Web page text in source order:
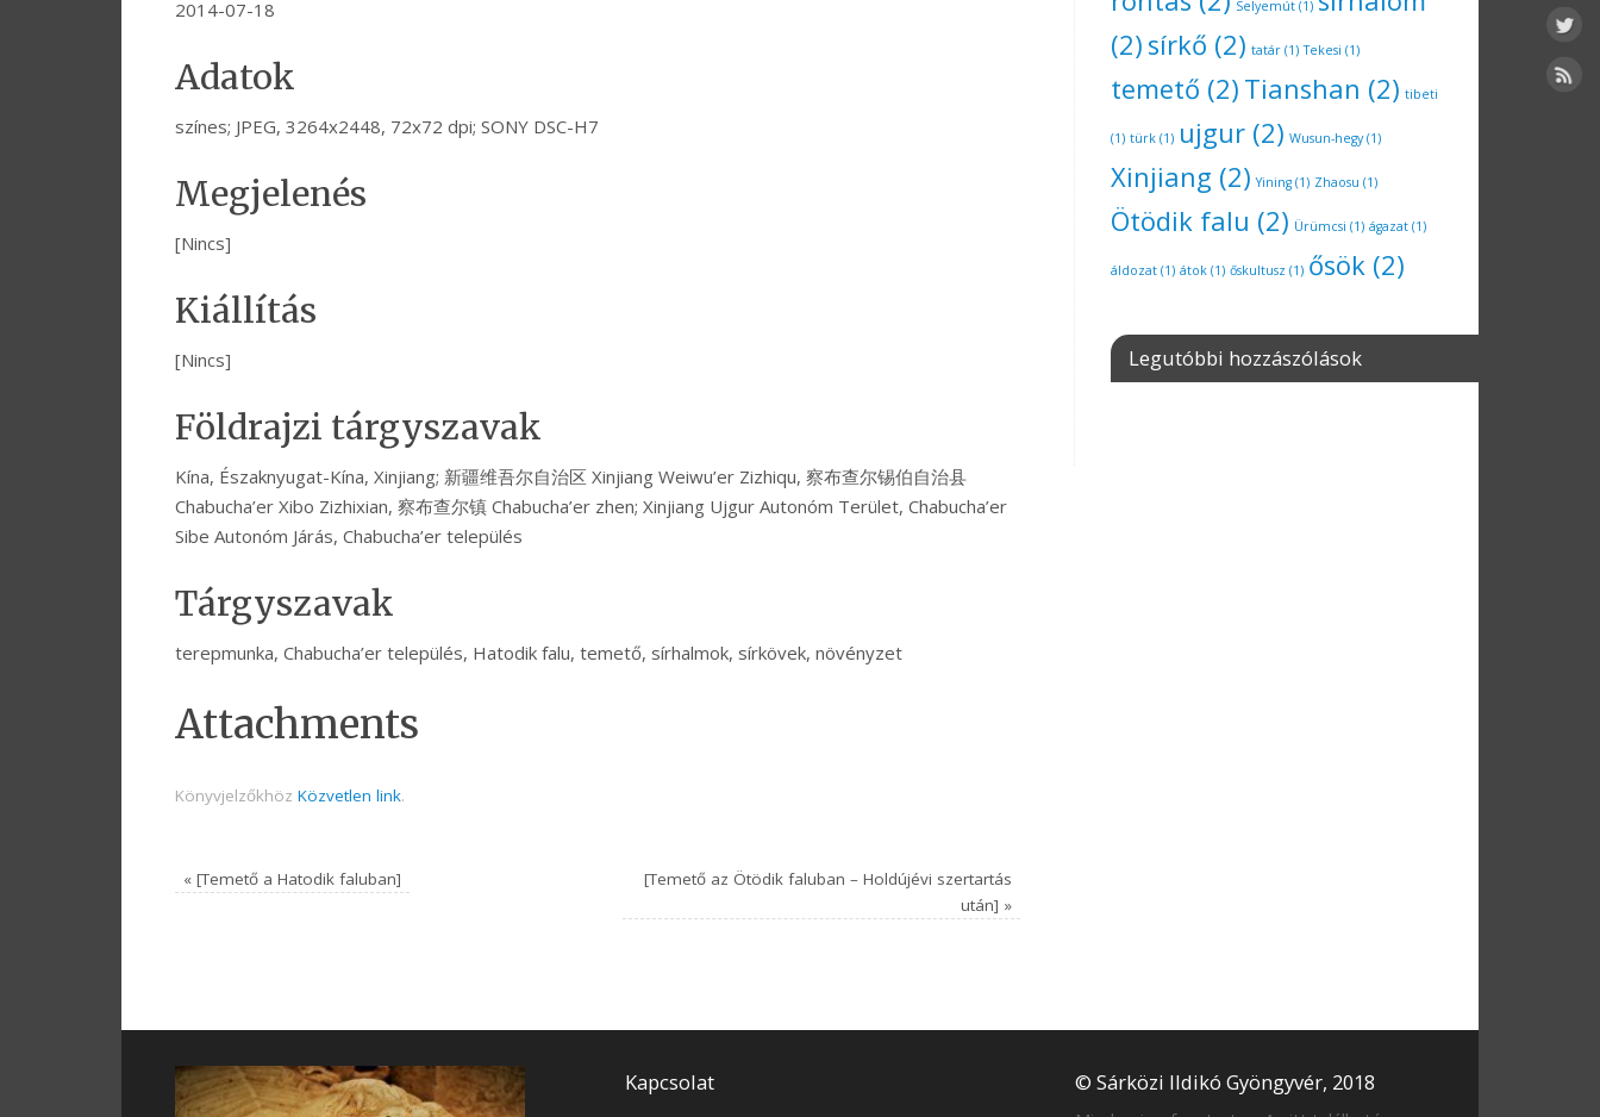
2014-07-18
Adatok
színes; JPEG, 3264x2448, 72x72 dpi; SONY DSC-H7
Megjelenés
[Nincs]
Kiállítás
[Nincs]
Földrajzi tárgyszavak
Kína, Északnyugat-Kína, Xinjiang; 新疆维吾尔自治区 Xinjiang Weiwu’er Zizhiqu, 察布查尔锡伯自治县
Chabucha’er Xibo Zizhixian, 察布查尔镇 Chabucha’er zhen; Xinjiang Ujgur Autonóm Terület, Chabucha’er
Sibe Autonóm Járás, Chabucha’er település
Tárgyszavak
terepmunka, Chabucha’er település, Hatodik falu, temető, sírhalmok, sírkövek, növényzet
Attachments
Könyvjelzőkhöz Közvetlen link.
« [Temető a Hatodik faluban]
[Temető az Ötödik faluban – Holdújévi szertartás
után] »
Selyemút (1)
(2) sírkő (2) tatár (1) Tekesi (1)
temető (2) Tianshan (2) tibeti
(1) türk (1) ujgur (2) Wusun-hegy(1)
Xinjiang (2) Yining (1) Zhaosu (1)
Ötödik falu (2) Ürümcsi (1) ágazat (1)
áldozat (1) átok (1) őskultusz (1) ősök (2)
Legutóbbi hozzászólások
Kapcsolat © Sárközi Ildikó Gyöngyvér, 2018